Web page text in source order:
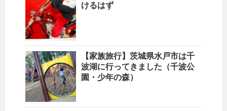
けるはず
【家族旅行】茨城県水戸市は千
波湖に行ってきました（千波公
園・少年の森）